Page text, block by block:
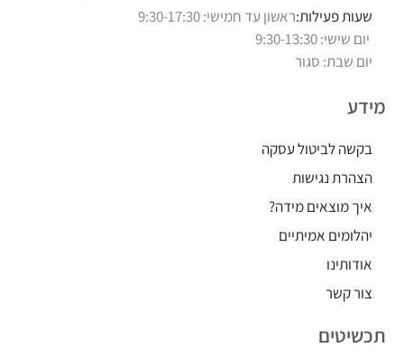
שעות פעילות:ראשון עד חמישי: 9:30-17:30
יום שישי: 9:30-13:30
יום שבת: סגור
מידע
בקשה לביטול עסקה
הצהרת נגישות
איך מוצאים מידה?
יהלומים אמיתיים
אודותינו
צור קשר
תכשיטים